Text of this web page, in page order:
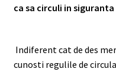
ca sa circuli in
Indiferent cat de des
cunosti regulile de